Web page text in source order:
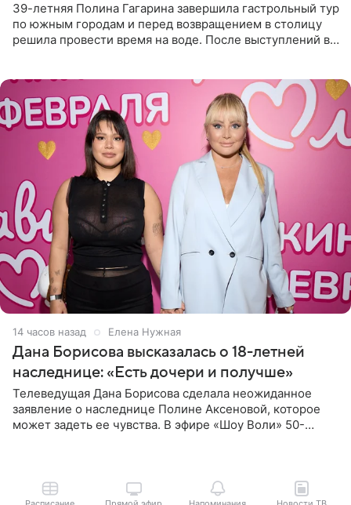
39-летняя Полина Гагарина завершила гастрольный тур
по южным городам и перед возвращением в столицу
решила провести время на воде. После выступлений в
14 часов назад Елена Нужная
Дана Борисова высказалась о 18-летней
наследнице: «Есть дочери и получше»
Телеведущая Дана Борисова сделала неожиданное
заявление о наследнице Полине Аксеновой, которое
может задеть ее чувства. В эфире «Шоу Воли» 50-